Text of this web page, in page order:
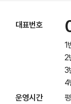
대표번호
1
2
3
4
운영시간